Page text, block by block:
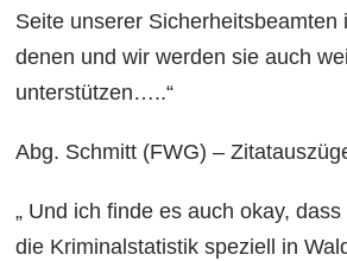
Seite unserer Sicherheitsbeamten
denen und wir werden sie auch
unterstützen…..“
Abg. Schmitt (FWG) –
„ Und ich finde es auch okay,
die Kriminalstatistik speziell in